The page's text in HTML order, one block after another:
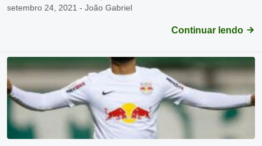
setembro 24, 2021 - João Gabriel
Continuar lendo